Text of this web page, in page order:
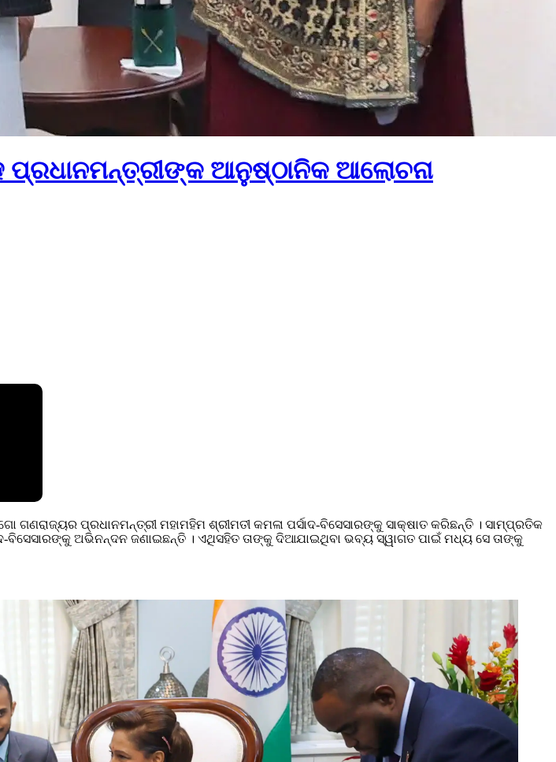
ପ୍ରଧାନମନ୍ତ୍ରୀଙ୍କ ଆନୁଷ୍ଠାନିକ ଆଲୋଚନା
ପ୍ରଧାନମନ୍ତ୍ରୀ ମହାମହିମ ଶ୍ରୀମତୀ କମଳା ପର୍ସାଦ-ବିସେସାରଙ୍କୁ ସାକ୍ଷାତ କରିଛନ୍ତି । ସାମ୍ପ୍ରତିକ
ବିସେସାରଙ୍କୁ ଅଭିନନ୍ଦନ ଜଣାଇଛନ୍ତି । ଏଥିସହିତ ତାଙ୍କୁ ଦିଆଯାଇଥିବା ଭବ୍ୟ ସ୍ୱାଗତ ପାଇଁ ମଧ୍ୟ ସେ ତାଙ୍କୁ